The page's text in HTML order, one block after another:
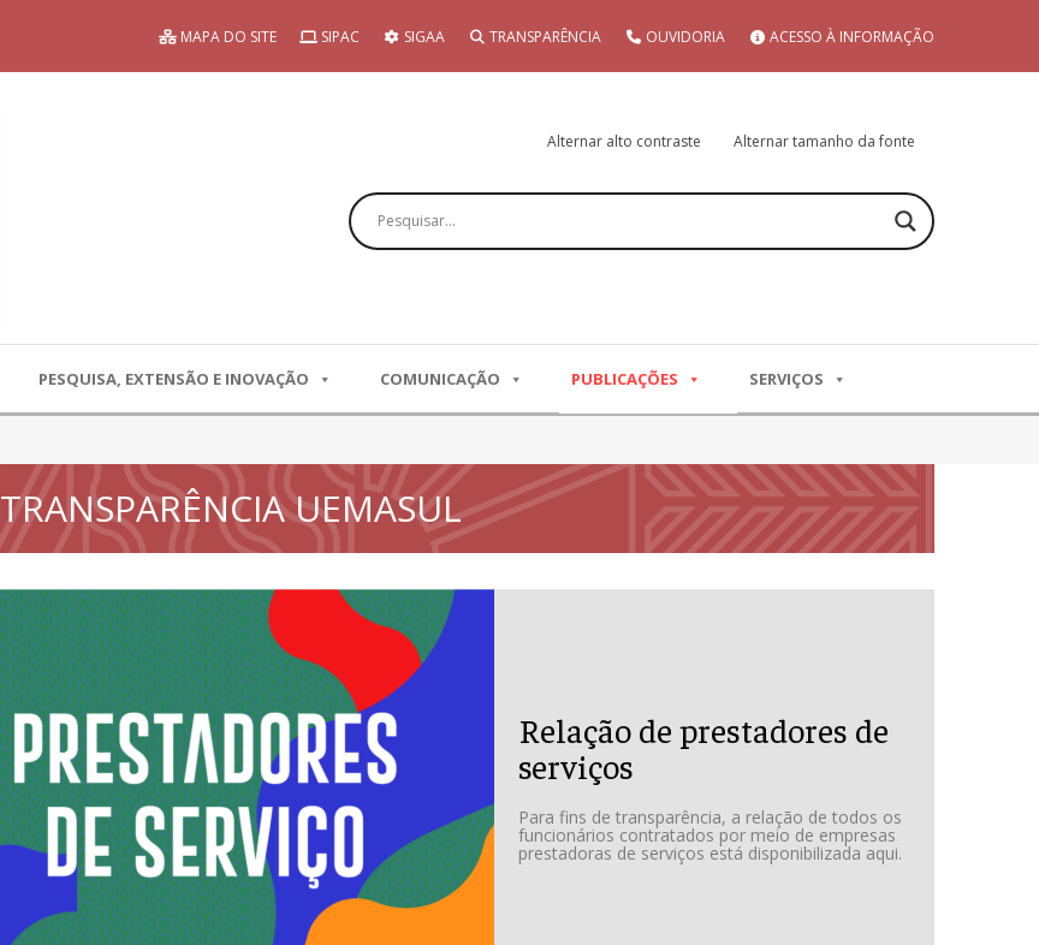
MAPA DO SITE SIPAC SIGAA TRANSPARÊNCIA OUVIDORIA ACESSO À INFORMAÇÃO
Alternar alto contraste Alternar tamanho da fonte
Pesquisar
PESQUISA, EXTENSÃO E INOVAÇÃO COMUNICAÇÃO PUBLICAÇÕES SERVIÇOS
TRANSPARÊNCIA UEMASUL
Relação de prestadores de
serviços
Para fins de transparência, a relação de todos os
funcionários contratados por meio de empresas
prestadoras de serviços está disponibilizada aqui.